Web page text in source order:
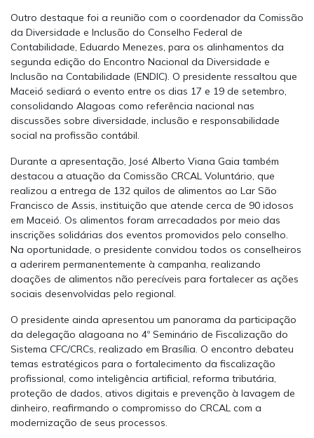
Outro destaque foi a reunião com o coordenador da Comissão
da Diversidade e Inclusão do Conselho Federal de
Contabilidade, Eduardo Menezes, para os alinhamentos da
segunda edição do Encontro Nacional da Diversidade e
Inclusão na Contabilidade (ENDIC). O presidente ressaltou que
Maceió sediará o evento entre os dias 17 e 19 de setembro,
consolidando Alagoas como referência nacional nas
discussões sobre diversidade, inclusão e responsabilidade
social na profissão contábil.
Durante a apresentação, José Alberto Viana Gaia também
destacou a atuação da Comissão CRCAL Voluntário, que
realizou a entrega de 132 quilos de alimentos ao Lar São
Francisco de Assis, instituição que atende cerca de 90 idosos
em Maceió. Os alimentos foram arrecadados por meio das
inscrições solidárias dos eventos promovidos pelo conselho.
Na oportunidade, o presidente convidou todos os conselheiros
a aderirem permanentemente à campanha, realizando
doações de alimentos não perecíveis para fortalecer as ações
sociais desenvolvidas pelo regional.
O presidente ainda apresentou um panorama da participação
da delegação alagoana no 4º Seminário de Fiscalização do
Sistema CFC/CRCs, realizado em Brasília. O encontro debateu
temas estratégicos para o fortalecimento da fiscalização
profissional, como inteligência artificial, reforma tributária,
proteção de dados, ativos digitais e prevenção à lavagem de
dinheiro, reafirmando o compromisso do CRCAL com a
modernização de seus processos.